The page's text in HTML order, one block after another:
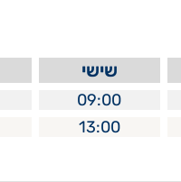
שישי
09:00
13:00